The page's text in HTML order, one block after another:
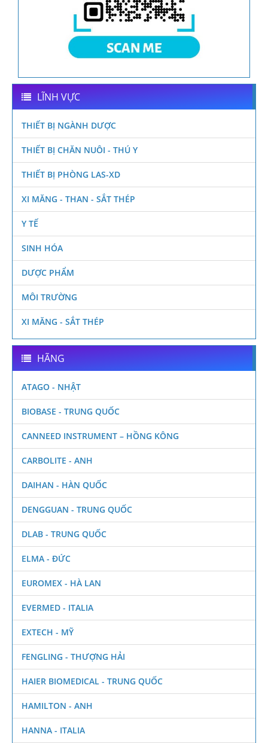
LĨNH VỰC
THIẾT BỊ NGÀNH DƯỢC
THIẾT BỊ CHĂN NUÔI - THÚ Y
THIẾT BỊ PHÒNG LAS-XD
XI MĂNG - THAN - SẮT THÉP
Y TẾ
SINH HÓA
DƯỢC PHẨM
MÔI TRƯỜNG
XI MĂNG - SẮT THÉP
HÃNG
ATAGO - NHẬT
BIOBASE - TRUNG QUỐC
CANNEED INSTRUMENT – HỒNG KÔNG
CARBOLITE - ANH
DAIHAN - HÀN QUỐC
DENGGUAN - TRUNG QUỐC
DLAB - TRUNG QUỐC
ELMA - ĐỨC
EUROMEX - HÀ LAN
EVERMED - ITALIA
EXTECH - MỸ
FENGLING - THƯỢNG HẢI
HAIER BIOMEDICAL - TRUNG QUỐC
HAMILTON - ANH
HANNA - ITALIA